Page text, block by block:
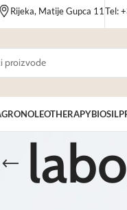
Rijeka, Matije Gupca 11 Tel:
OLEOTHERAPYBIOSIL
pripravaka i